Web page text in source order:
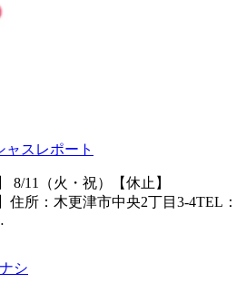
スレポート
8/11（火・祝）【休止】
住所：木更津市中央2丁目3-4TEL：
シ